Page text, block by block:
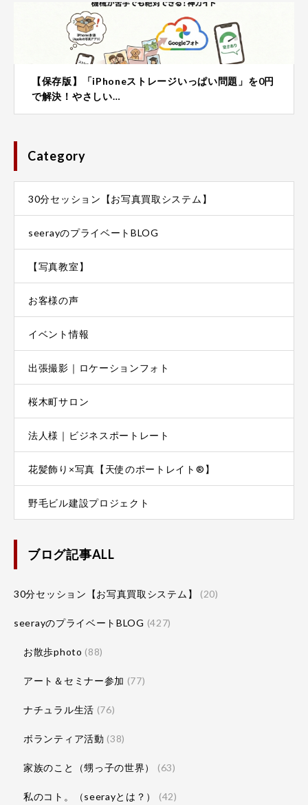
【保存版】「iPhoneストレージいっぱい問題」を0円
で解決！やさしい…
Category
30分セッション【お写真買取システム】
seerayのプライベートBLOG
【写真教室】
お客様の声
イベント情報
出張撮影｜ロケーションフォト
桜木町サロン
法人様｜ビジネスポートレート
花髪飾り×写真【天使のポートレイト®】
野毛ビル建設プロジェクト
ブログ記事ALL
30分セッション【お写真買取システム】 (20)
seerayのプライベートBLOG (427)
お散歩photo (88)
アート＆セミナー参加 (77)
ナチュラル生活 (76)
ボランティア活動 (38)
家族のこと（甥っ子の世界） (63)
私のコト。（seerayとは？） (42)